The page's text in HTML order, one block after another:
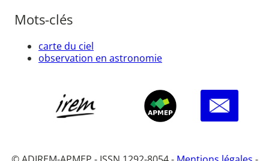
Mots-clés
carte du ciel
observation en astronomie